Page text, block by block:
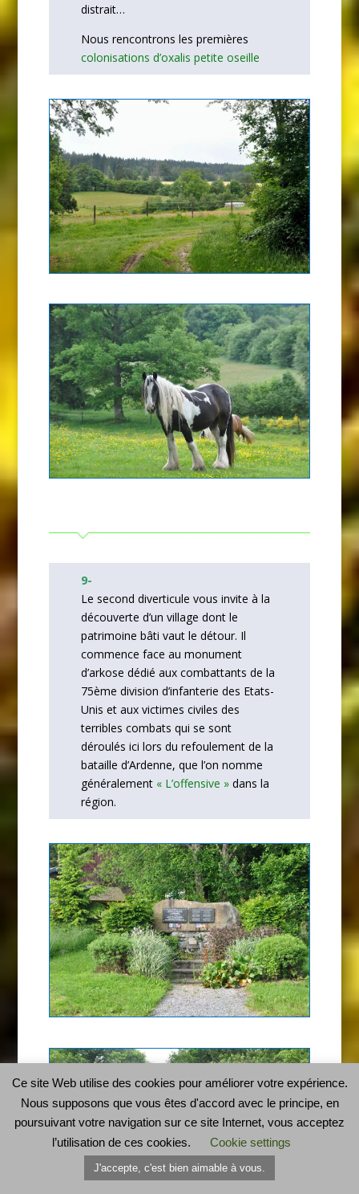
distrait…
Nous rencontrons les premières
colonisations d’oxalis petite oseille
9-
Le second diverticule vous invite à la
découverte d’un village dont le
patrimoine bâti vaut le détour. Il
commence face au monument
d’arkose dédié aux combattants de la
75ème division d’infanterie des Etats-
Unis et aux victimes civiles des
terribles combats qui se sont
déroulés ici lors du refoulement de la
bataille d’Ardenne, que l’on nomme
généralement « L’offensive »dans la
région.
Ce site Web utilise des cookies pour améliorer votre expérience.
Nous supposons que vous êtes d'accord avec le principe, en
poursuivant votre navigation sur ce site Internet, vous acceptez
l’utilisation de ces cookies.
Cookie settings
J'accepte, c'est bien aimable à vous.